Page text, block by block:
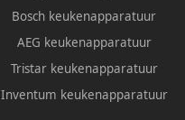
Bosch keukenapparatuur
AEG keukenapparatuur
Tristar keukenapparatuur
Inventum keukenapparatuur